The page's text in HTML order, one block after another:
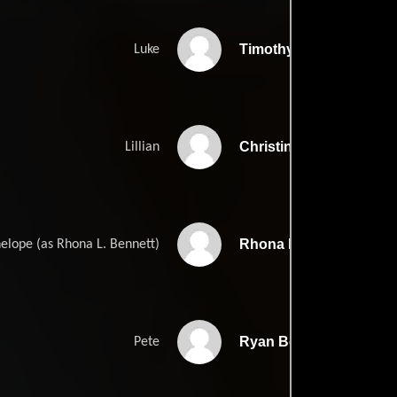
Luke Timothy Olyphant
Lillian Christina Ricci
(as Rhona L. Bennett) Rhona Bennett
Pete Ryan Bollman